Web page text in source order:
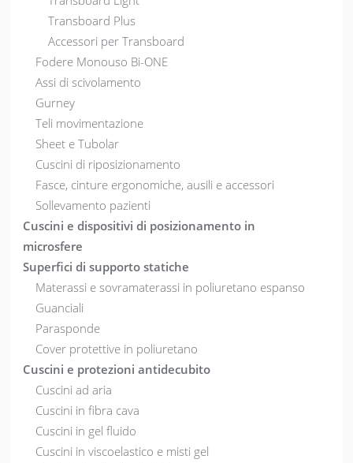
Transboard Plus
Accessori per Transboard
Fodere Monouso Bi-ONE
Assi di scivolamento
Gurney
Teli movimentazione
Sheet e Tubolar
Cuscini di riposizionamento
Fasce, cinture ergonomiche, ausili e accessori
Sollevamento pazienti
Cuscini e dispositivi di posizionamento in
microsfere
Superfici di supporto statiche
Materassi e sovramaterassi in poliuretano espanso
Guanciali
Parasponde
Cover protettive in poliuretano
Cuscini e protezioni antidecubito
Cuscini ad aria
Cuscini in fibra cava
Cuscini in gel fluido
Cuscini in viscoelastico e misti gel